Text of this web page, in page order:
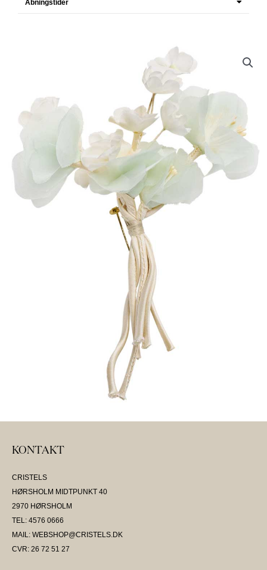
Åbningstider
KONTAKT
CRISTELS
HØRSHOLM MIDTPUNKT 40
2970 HØRSHOLM
TEL: 4576 0666
MAIL: WEBSHOP@CRISTELS.DK
CVR: 26 72 51 27